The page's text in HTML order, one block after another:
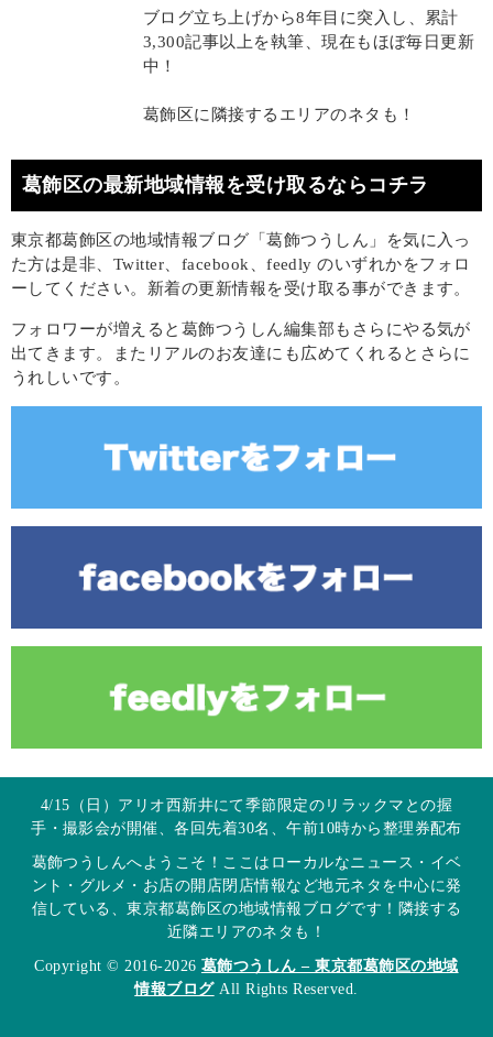
ブログ立ち上げから8年目に突入し、累計
3,300記事以上を執筆、現在もほぼ毎日更新
中！
葛飾区に隣接するエリアのネタも！
葛飾区の最新地域情報を受け取るならコチラ
東京都葛飾区の地域情報ブログ「葛飾つうしん」を気に入っ
た方は是非、Twitter、facebook、feedly のいずれかをフォロ
ーしてください。新着の更新情報を受け取る事ができます。
フォロワーが増えると葛飾つうしん編集部もさらにやる気が
出てきます。またリアルのお友達にも広めてくれるとさらに
うれしいです。
4/15（日）アリオ西新井にて季節限定のリラックマとの握
手・撮影会が開催、各回先着30名、午前10時から整理券配布
葛飾つうしんへようこそ！ここはローカルなニュース・イベ
ント・グルメ・お店の開店閉店情報など地元ネタを中心に発
信している、東京都葛飾区の地域情報ブログです！隣接する
近隣エリアのネタも！
Copyright © 2016-2026 葛飾つうしん – 東京都葛飾区の地域
情報ブログAll Rights Reserved.